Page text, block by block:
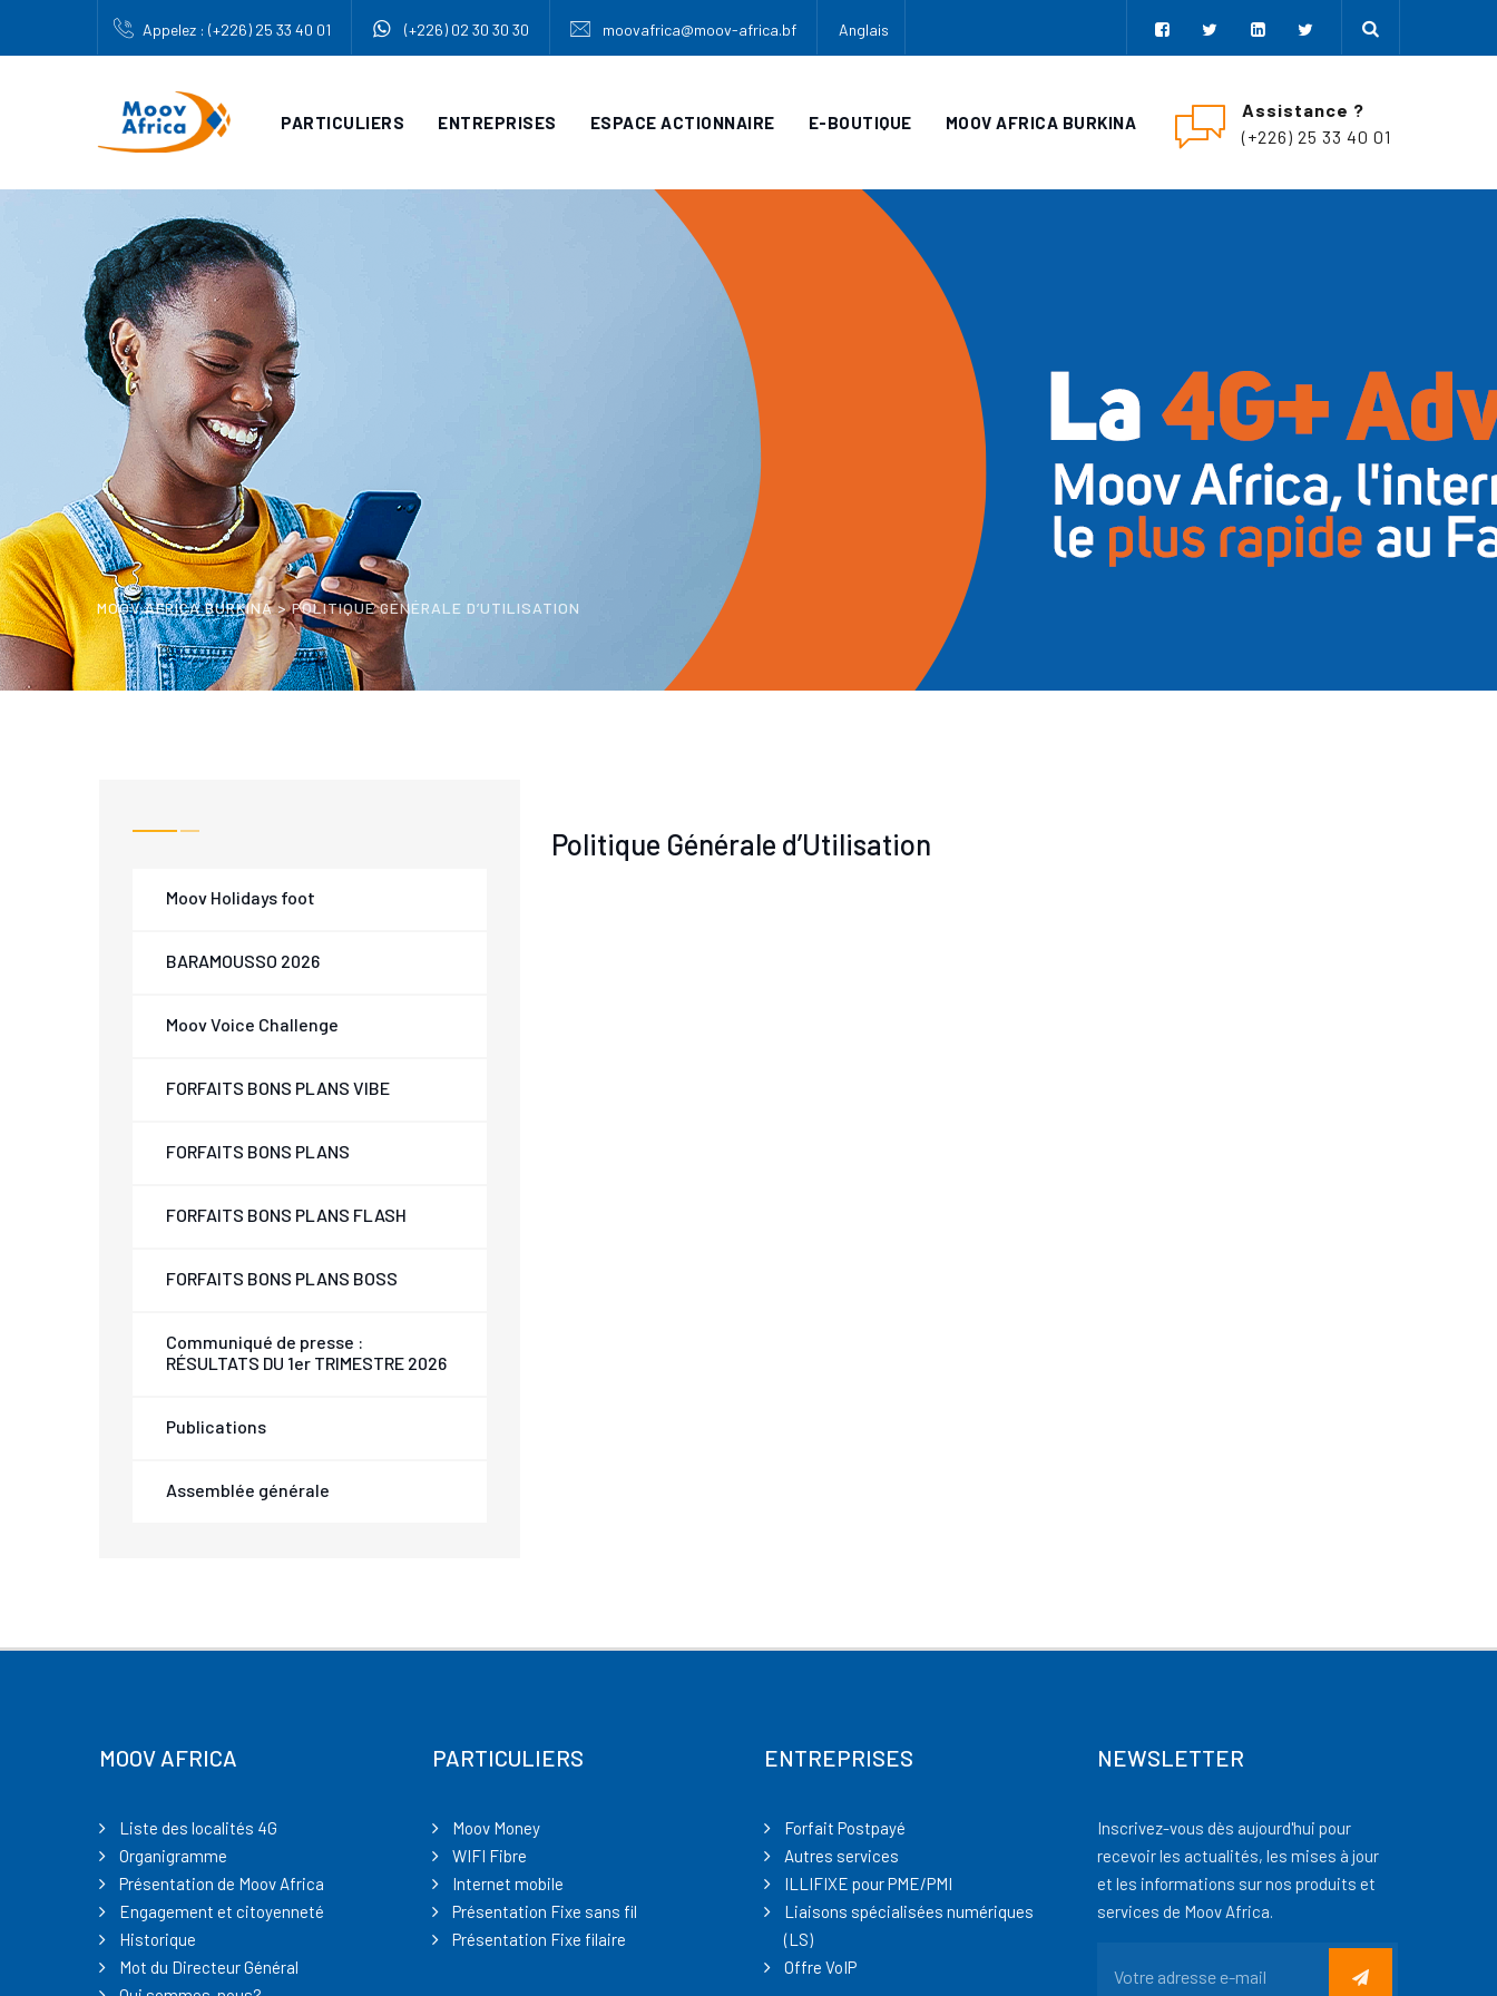
Appelez : (+226) 25 33 40 01 (+226) 02 30 30 30 moovafrica@moov-africa.bf Anglais
PARTICULIERS ENTREPRISES ESPACE ACTIONNAIRE E-BOUTIQUE MOOV AFRICA BURKINA
Assistance ?
(+226) 25 33 40 01
MOOV AFRICA BURKINA > POLITIQUE GÉNÉRALE D’UTILISATION
Moov Holidays foot
BARAMOUSSO 2026
Moov Voice Challenge
FORFAITS BONS PLANS VIBE
FORFAITS BONS PLANS
FORFAITS BONS PLANS FLASH
FORFAITS BONS PLANS BOSS
Communiqué de presse :
RÉSULTATS DU 1er TRIMESTRE 2026
Publications
Assemblée générale
Politique Générale d’Utilisation
MOOV AFRICA
Liste des localités 4G
Organigramme
Présentation de Moov Africa
Engagement et citoyenneté
Historique
Mot du Directeur Général
PARTICULIERS
Moov Money
WIFI Fibre
Internet mobile
Présentation Fixe sans fil
Présentation Fixe filaire
ENTREPRISES
Forfait Postpayé
Autres services
ILLIFIXE pour PME/PMI
Liaisons spécialisées numériques
(LS)
Offre VoIP
NEWSLETTER
Inscrivez-vous dès aujourd'hui pour
recevoir les actualités, les mises à jour
et les informations sur nos produits et
services de Moov Africa.